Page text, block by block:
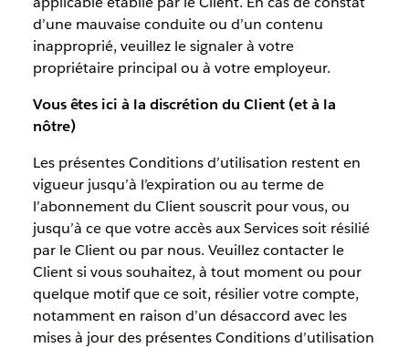
d’une mauvaise conduite ou d’un contenu
inapproprié, veuillez le signaler à votre
propriétaire principal ou à votre employeur.
Vous êtes ici à la discrétion du Client (et à la
nôtre)
Les présentes Conditions d’utilisation restent en
vigueur jusqu’à l’expiration ou au terme de
l’abonnement du Client souscrit pour vous, ou
jusqu’à ce que votre accès aux Services soit résilié
par le Client ou par nous. Veuillez contacter le
Client si vous souhaitez, à tout moment ou pour
quelque motif que ce soit, résilier votre compte,
notamment en raison d’un désaccord avec les
mises à jour des présentes Conditions d’utilisation